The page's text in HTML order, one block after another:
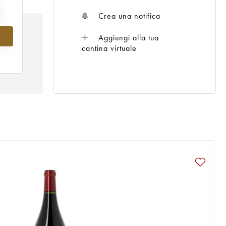
Crea una notifica
Aggiungi alla tua
cantina virtuale